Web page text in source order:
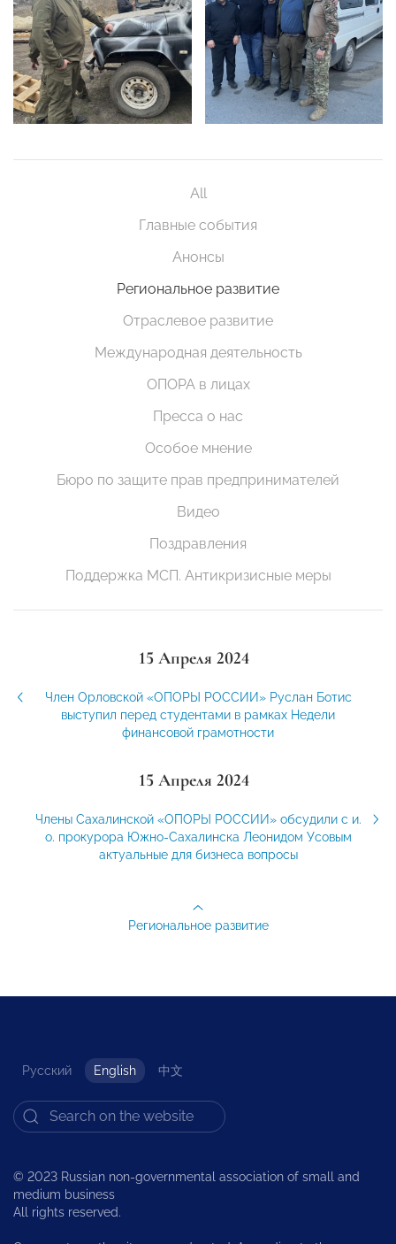
All
Главные события
Анонсы
Региональное развитие
Отраслевое развитие
Международная деятельность
ОПОРА в лицах
Пресса о нас
Особое мнение
Бюро по защите прав предпринимателей
Видео
Поздравления
Поддержка МСП. Антикризисные меры
15 Апреля 2024
Член Орловской «ОПОРЫ РОССИИ» Руслан Ботис
выступил перед студентами в рамках Недели
финансовой грамотности
15 Апреля 2024
Члены Сахалинской «ОПОРЫ РОССИИ» обсудили с и.
о. прокурора Южно-Сахалинска Леонидом Усовым
актуальные для бизнеса вопросы
Региональное развитие
Русский English 中文
© 2023 Russian non-governmental association of small and
medium business
All rights reserved.